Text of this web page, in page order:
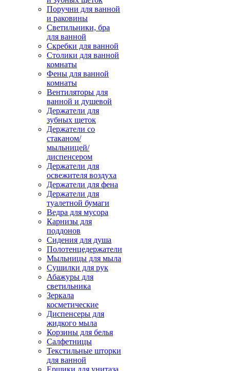
Поручни для ванной
и раковины
Светильники, бра
для ванной
Скребки для ванной
Столики для ванной
комнаты
Фены для ванной
комнаты
Вентиляторы для
ванной и душевой
Держатели для
зубных щеток
Держатели со
стаканом/
мыльницей/
диспенсером
Держатели для
освежителя воздуха
Держатели для фена
Держатели для
туалетной бумаги
Ведра для мусора
Карнизы для
поддонов
Сидения для душа
Полотенцедержатели
Мыльницы для мыла
Сушилки для рук
Абажуры для
светильника
Зеркала
косметические
Диспенсеры для
жидкого мыла
Корзины для белья
Салфетницы
Текстильные шторки
для ванной
Ершики для унитаза